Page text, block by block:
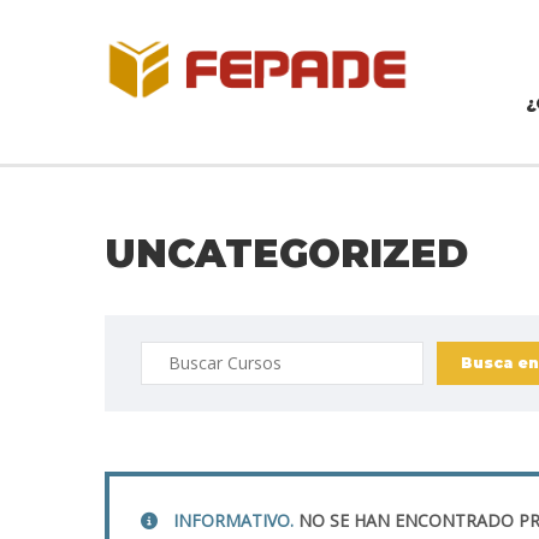
UNCATEGORIZED
Buscar:
INFORMATIVO. NO SE HAN ENCONTRADO